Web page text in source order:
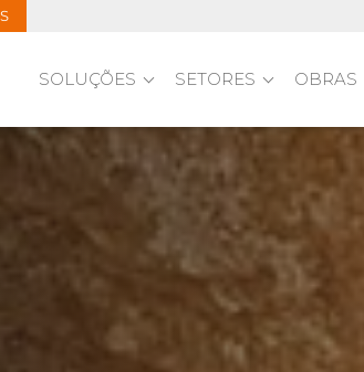
SOLUÇÕES SETORES OBRAS